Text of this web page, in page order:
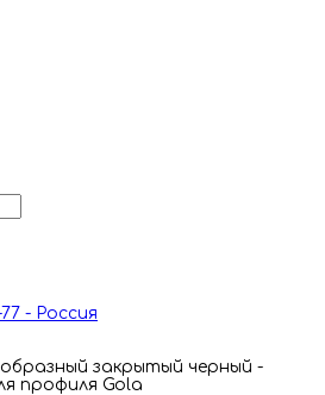
- Россия
закрытый черный -
профиля Gola